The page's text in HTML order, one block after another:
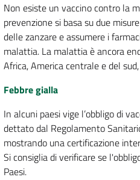
Non esiste un vaccino contro la
prevenzione si basa su due
delle zanzare e assumere i
malattia. La malattia è ancora
Africa, America centrale e del
Febbre gialla
In alcuni paesi vige l’obbligo di
dettato dal Regolamento
mostrando una certificazione
Si consiglia di verificare se
Paesi.